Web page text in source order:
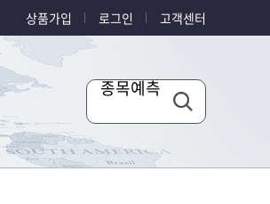
상품가입 로그인 고객센터
종목예측